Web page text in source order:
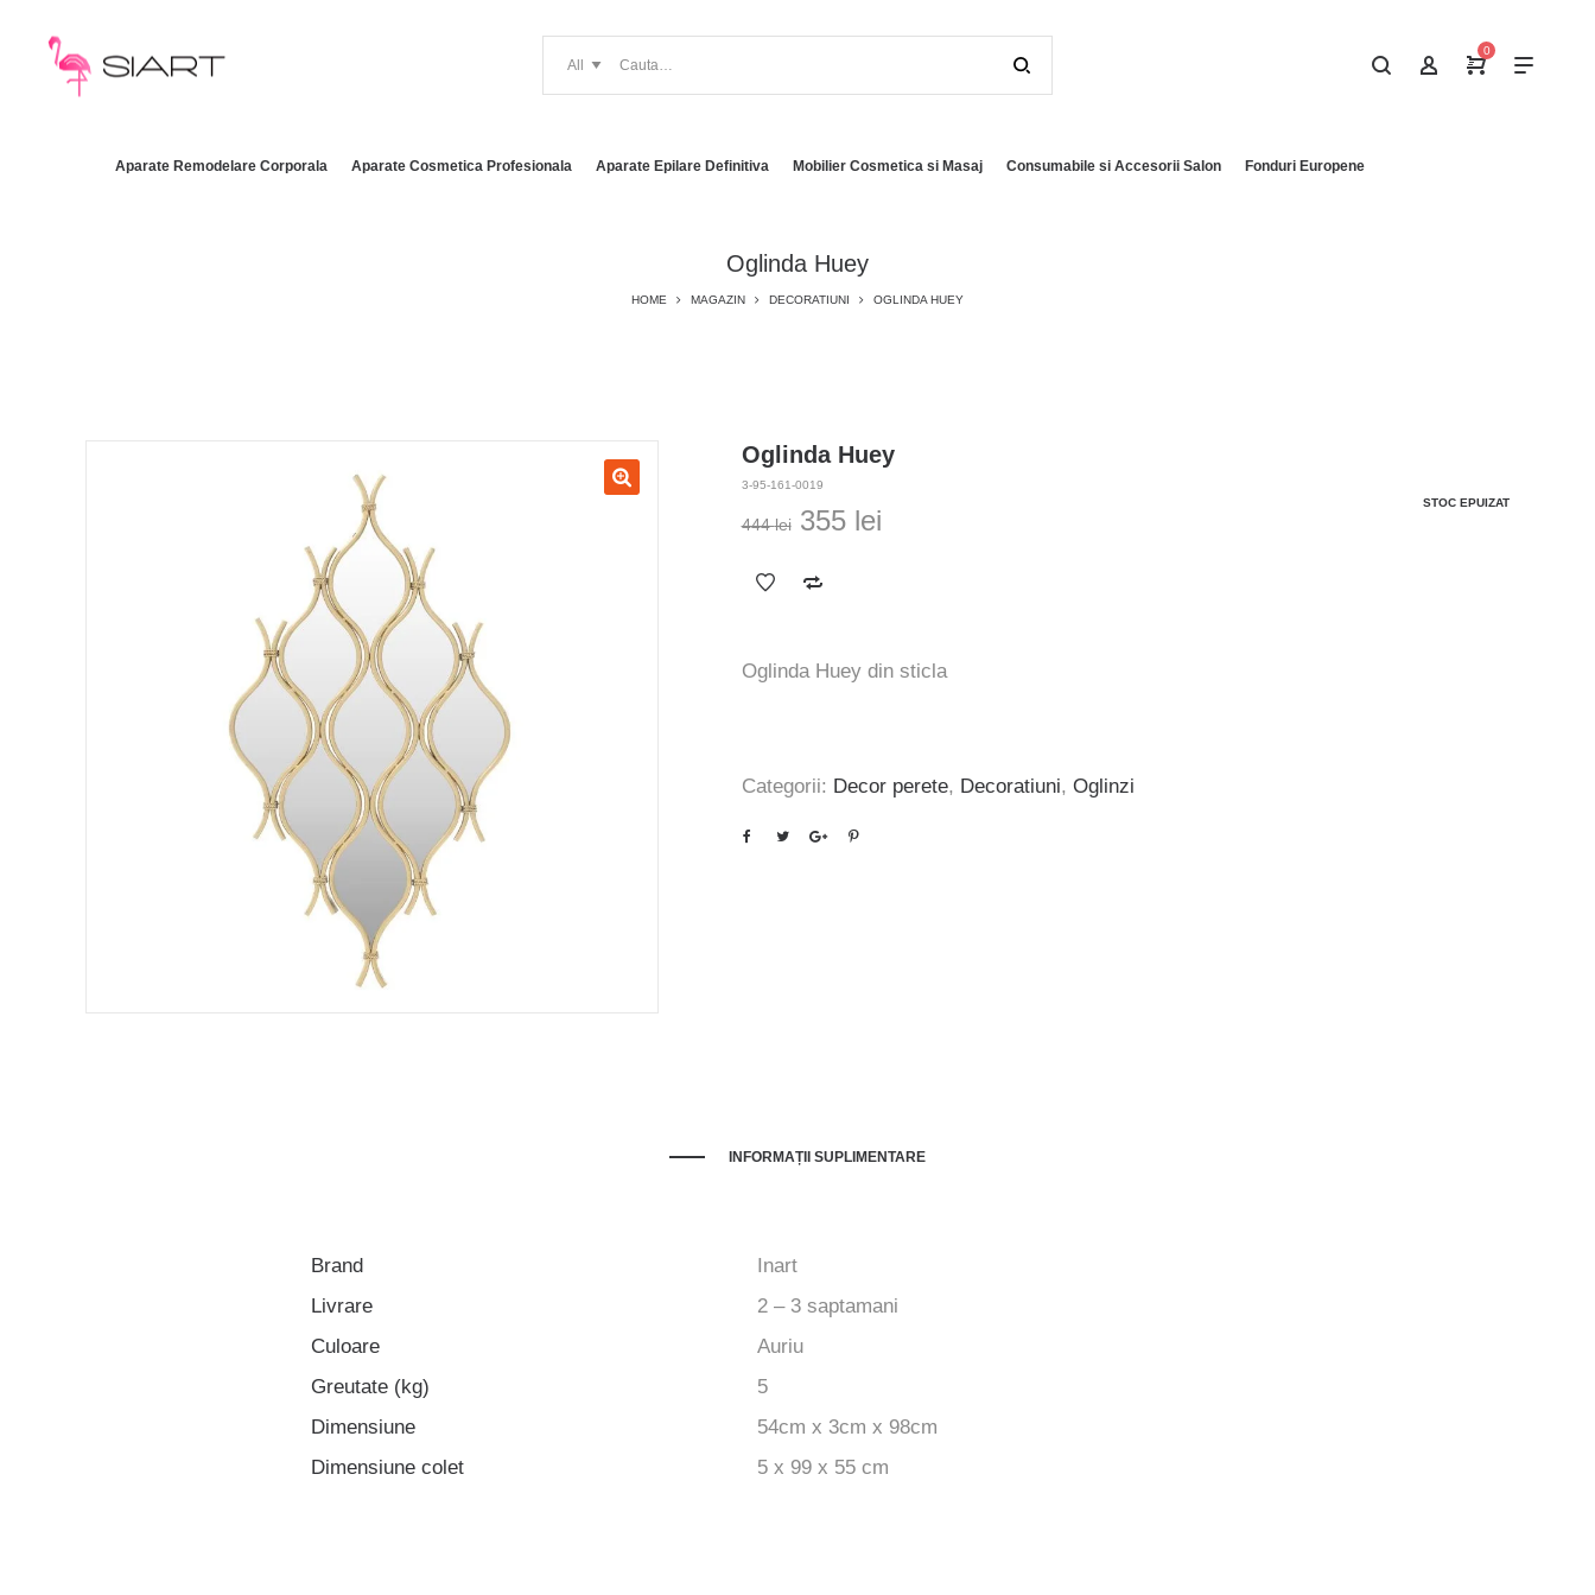
0
Aparate Remodelare Corporala Aparate Cosmetica Profesionala Aparate Epilare Definitiva Mobilier Cosmetica si Masaj Consumabile si Accesorii Salon Fonduri Europene
Oglinda Huey
HOME MAGAZIN DECORATIUNI OGLINDA HUEY
Oglinda Huey
3-95-161-0019
STOC EPUIZAT
444lei Prețul
a
355 leiPrețul
Oglinda Huey din sticla
Categorii: Decor perete, Decoratiuni, Oglinzi
INFORMAȚII SUPLIMENTARE
Brand
Inart
Livrare
2 – 3 saptamani
Culoare
Auriu
Greutate (kg)
5
Dimensiune
54cm x 3cm x 98cm
Dimensiune colet
5 x 99 x 55 cm